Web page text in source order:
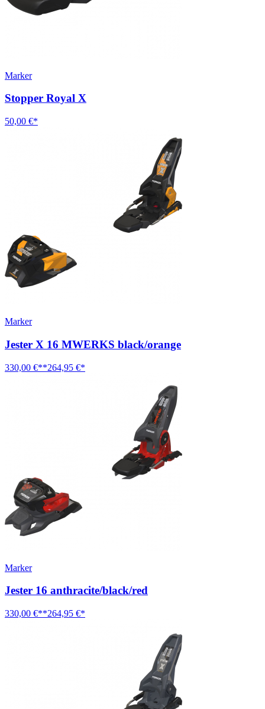
Marker
Stopper Royal X
50,00 €*
Marker
Jester X 16 MWERKS black/orange
330,00 €**264,95 €*
Marker
Jester 16 anthracite/black/red
330,00 €**264,95 €*